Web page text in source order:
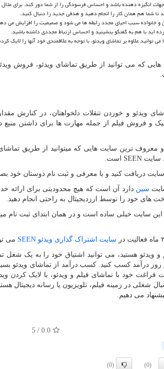
انگیزه دهنده باشد و احساس فرسودگی را از شما دور کند. برای
شما هم همان کار را انجام دهید و هدفی جدید را دنبال کنید.
و خانواده سبب احیای مجدد رابطه ها می شود و صمیمیت را افزایش می
‌اید با هم به گفتگو بنشینید و احساس ارتباط مجددی داشته باشید.
می توانید علاوه بر تماشای ویدئو، با توجه به علاقمندی خود آنها را
که می توانید از طریق تماشای ویدئو، فروش
ویدئو و خوردن تنقلات دلخواهتان، در کنارش
و فروش فیلم از جمله مهارت ها برای داشتن
معروف ترین سایت هایی که میتوانید از طریق
سایت SEEN است.
دریافت کنید و با معرفی و ثبت نام دوستان خود
سین دارد آن است که هیچ محدودیتی برای ارائه
های خود را توسط ارزدیجیتال به راحتی انجام دهید.
این سایت خیلی ساده است و در همان ابتدای ثبت نام
سایت اشتراک گذاری ویدئو SEEN می
هستید، می توانید اشتیاق خود را به یک شغل
درآمد کسب کنید. کسب درآمد از تماشای ویدئو
فراغت خود با تماشای فیلم و ویدئو، با لایک کردن
شغلی در زمینه فیلم، تلویزیون یا رسانه
می دهیم.
0.0
/
5
(0)
(0)